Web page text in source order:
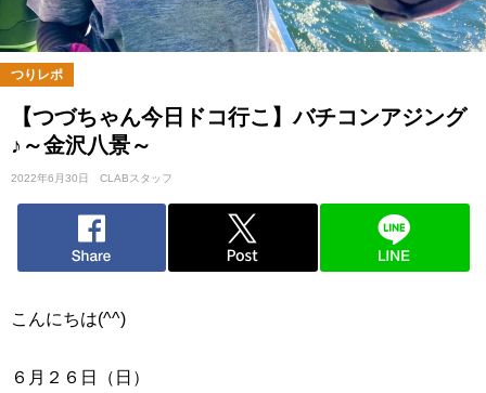
つりレポ
【つづちゃん今日ドコ行こ】バチコンアジング
♪～金沢八景～
2022年6月30日 CLABスタッフ
こんにちは(^^)
６月２６日（日）